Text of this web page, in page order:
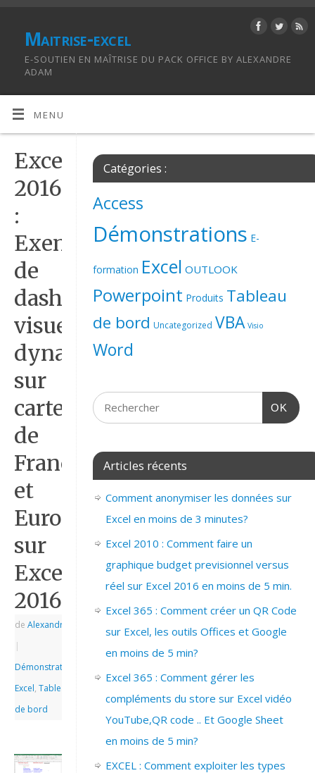
Maitrise-excel
E-SOUTIEN EN MAÎTRISE DU PACK OFFICE BY ALEXANDRE
ADAM
MENU
Excel
2016
:
Exemple
de
dashboard
visuel
dynamique
sur
carte
de
France
et
Europe
sur
Excel
2016.
deAlexandre
|
Démonstrations
Excel,Tableau
de bord
Catégories :
Access
Démonstrations E-
formation Excel OUTLOOK
Powerpoint Produits Tableau
de bord Uncategorized VBA Visio
Word
OK
Articles récents
Comment anonymiser les données sur
Excel en moins de 3 minutes?
Excel 2010 : Comment faire un
graphique budget previsionnel versus
réel sur Excel 2016 en moins de 5 min.
Excel 365 : Comment créer un QR Code
sur Excel, les outils Offices et Google
en moins de 5 min?
Excel 365 : Comment gérer les
compléments du store sur Excel vidéo
YouTube,QR code .. Et Google Sheet
en moins de 5 min?
EXCEL : Comment exploiter les types